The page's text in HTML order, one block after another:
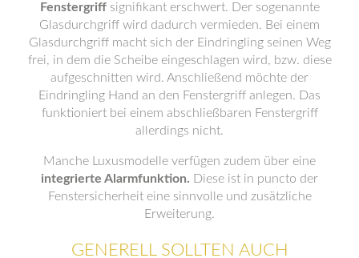
Fenstergriffsignifikant erschwert. Der sogenannte
Glasdurchgriff wird dadurch vermieden. Bei einem
Glasdurchgriff macht sich der Eindringling seinen Weg
frei, in dem die Scheibe eingeschlagen wird, bzw. diese
aufgeschnitten wird. Anschließend möchte der
Eindringling Hand an den Fenstergriff anlegen. Das
funktioniert bei einem abschließbaren Fenstergriff
allerdings nicht.
Manche Luxusmodelle verfügen zudem über eine
integrierte Alarmfunktion. Diese ist in puncto der
Fenstersicherheit eine sinnvolle und zusätzliche
Erweiterung.
GENERELL SOLLTEN AUCH